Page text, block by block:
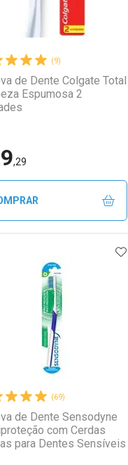
(9)
de Dente Colgate Total
Espumosa 2
,29
Menos
AOS FAVORITOS
(69)
de Dente Sensodyne
com Cerdas
para Dentes Sensíveis